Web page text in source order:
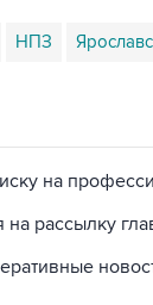
НПЗ
на
на рассылку